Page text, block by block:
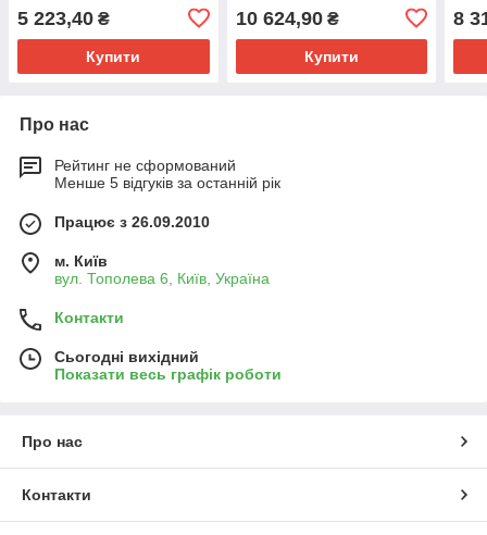
5 223,40 ₴
Купити
10 624,90₴
Купити
8
Про нас
Рейтинг не сформований
Менше 5 відгуків за останній рік
Працює з 26.09.2010
м. Київ
вул. Тополева 6, Київ, Україна
Контакти
Сьогодні вихідний
Показати весь графік роботи
Про нас
Контакти